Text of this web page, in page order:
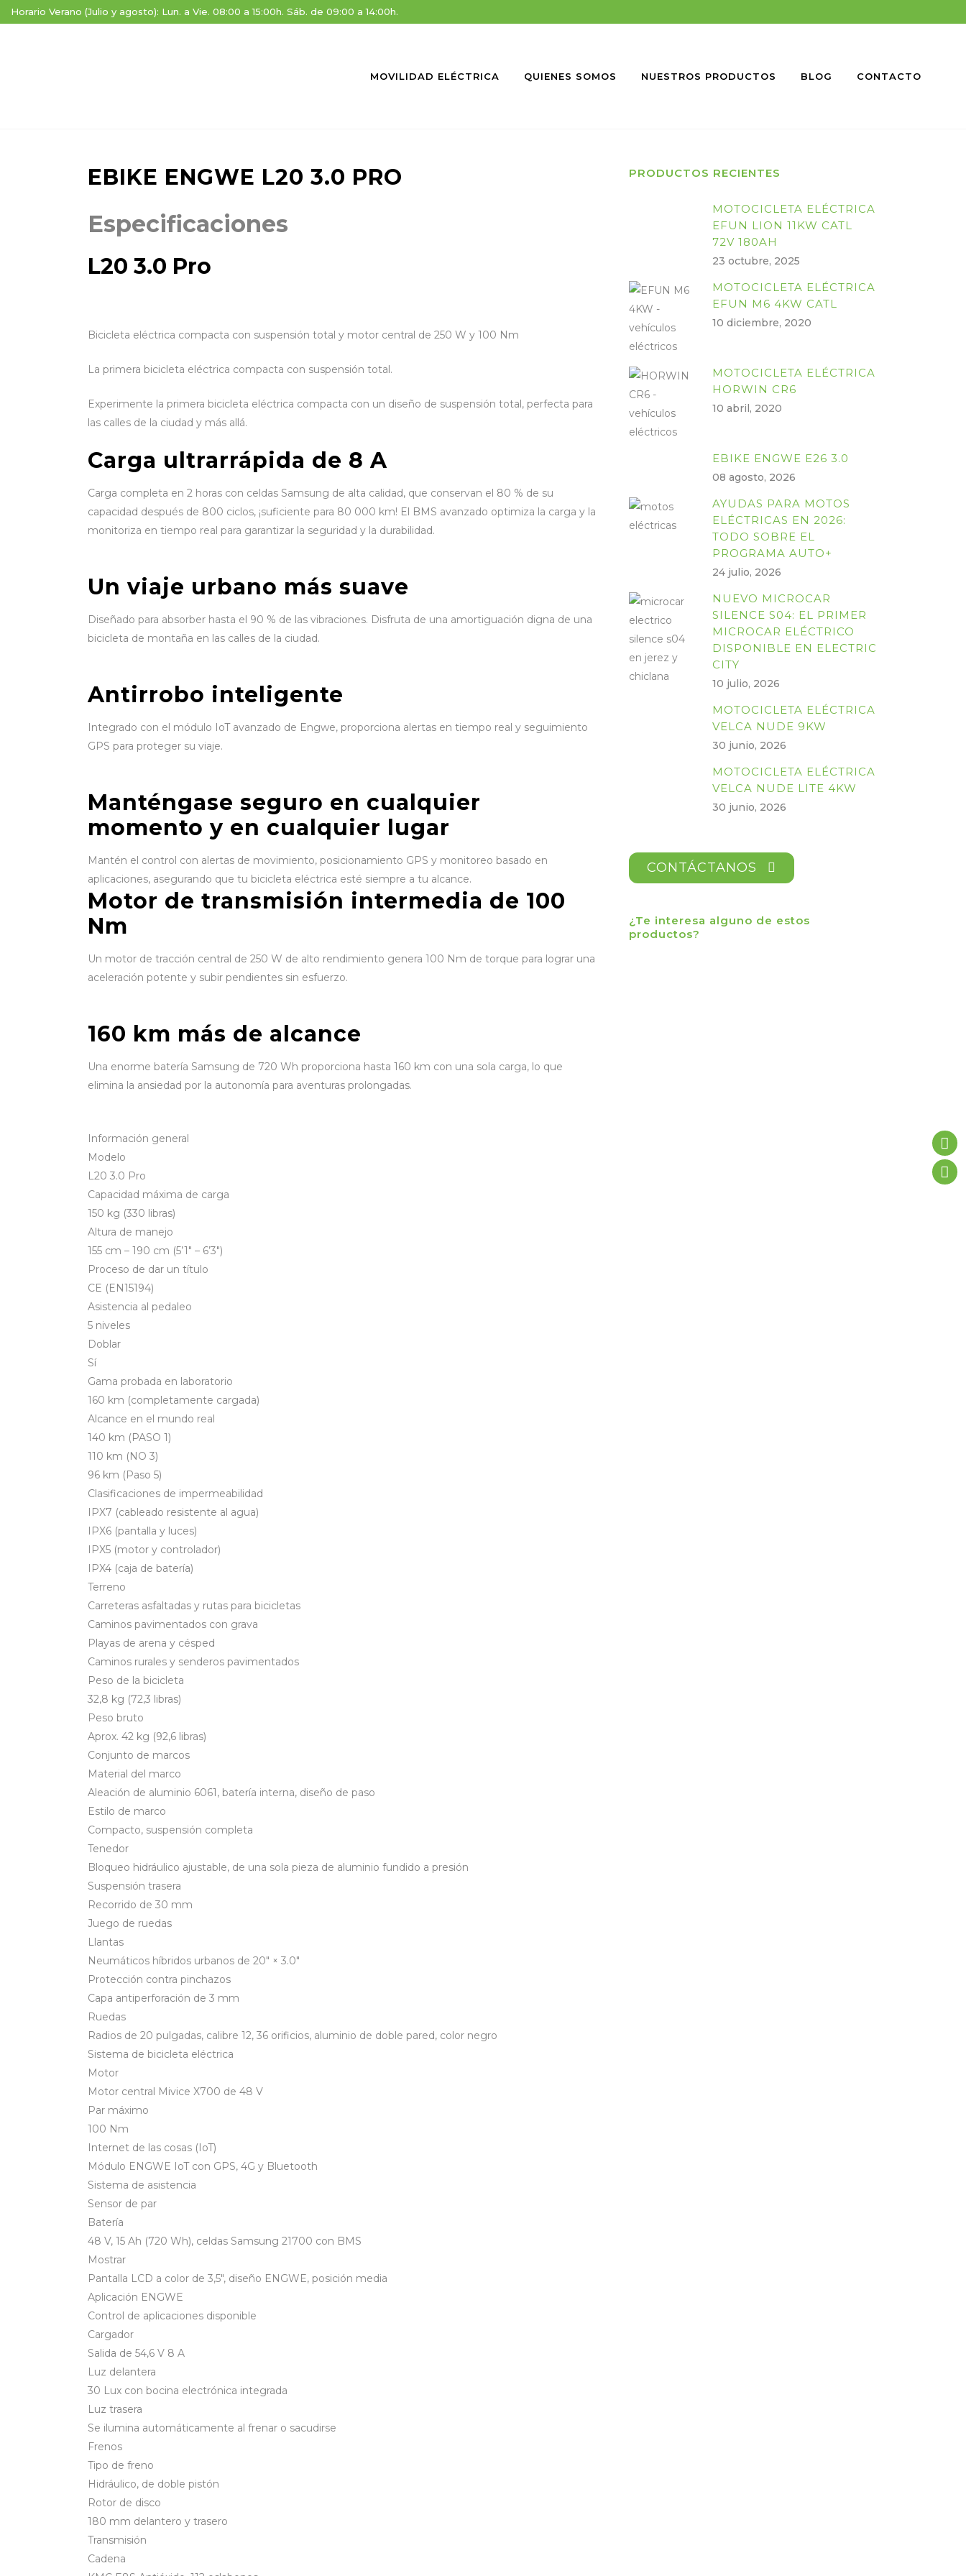
Horario Verano (Julio y agosto): Lun. a Vie. 08:00 a 15:00h. Sáb. de 09:00 a 14:00h.
MOVILIDAD ELÉCTRICA QUIENES SOMOS NUESTROS PRODUCTOS BLOG CONTACTO
EBIKE ENGWE L20 3.0 PRO
Especificaciones
L20 3.0 Pro
Bicicleta eléctrica compacta con suspensión total y motor central de 250 W y 100 Nm
La primera bicicleta eléctrica compacta con suspensión total.
Experimente la primera bicicleta eléctrica compacta con un diseño de suspensión total, perfecta para
las calles de la ciudad y más allá.
Carga ultrarrápida de 8 A
Carga completa en 2 horas con celdas Samsung de alta calidad, que conservan el 80 % de su
capacidad después de 800 ciclos, ¡suficiente para 80 000 km! El BMS avanzado optimiza la carga y la
monitoriza en tiempo real para garantizar la seguridad y la durabilidad.
Un viaje urbano más suave
Diseñado para absorber hasta el 90 % de las vibraciones. Disfruta de una amortiguación digna de una
bicicleta de montaña en las calles de la ciudad.
Antirrobo inteligente
Integrado con el módulo IoT avanzado de Engwe, proporciona alertas en tiempo real y seguimiento
GPS para proteger su viaje.
Manténgase seguro en cualquier
momento y en cualquier lugar
Mantén el control con alertas de movimiento, posicionamiento GPS y monitoreo basado en
aplicaciones, asegurando que tu bicicleta eléctrica esté siempre a tu alcance.
Motor de transmisión intermedia de 100
Nm
Un motor de tracción central de 250 W de alto rendimiento genera 100 Nm de torque para lograr una
aceleración potente y subir pendientes sin esfuerzo.
160 km más de alcance
Una enorme batería Samsung de 720 Wh proporciona hasta 160 km con una sola carga, lo que
elimina la ansiedad por la autonomía para aventuras prolongadas.
Información general
Modelo
L20 3.0 Pro
Capacidad máxima de carga
150 kg (330 libras)
Altura de manejo
155 cm – 190 cm (5’1″ – 6’3″)
Proceso de dar un título
CE (EN15194)
Asistencia al pedaleo
5 niveles
Doblar
Sí
Gama probada en laboratorio
160 km (completamente cargada)
Alcance en el mundo real
140 km (PASO 1)
110 km (NO 3)
96 km (Paso 5)
Clasificaciones de impermeabilidad
IPX7 (cableado resistente al agua)
IPX6 (pantalla y luces)
IPX5 (motor y controlador)
IPX4 (caja de batería)
Terreno
Carreteras asfaltadas y rutas para bicicletas
Caminos pavimentados con grava
Playas de arena y césped
Caminos rurales y senderos pavimentados
Peso de la bicicleta
32,8 kg (72,3 libras)
Peso bruto
Aprox. 42 kg (92,6 libras)
Conjunto de marcos
Material del marco
Aleación de aluminio 6061, batería interna, diseño de paso
Estilo de marco
Compacto, suspensión completa
Tenedor
Bloqueo hidráulico ajustable, de una sola pieza de aluminio fundido a presión
Suspensión trasera
Recorrido de 30 mm
Juego de ruedas
Llantas
Neumáticos híbridos urbanos de 20″ × 3.0″
Protección contra pinchazos
Capa antiperforación de 3 mm
Ruedas
Radios de 20 pulgadas, calibre 12, 36 orificios, aluminio de doble pared, color negro
Sistema de bicicleta eléctrica
Motor
Motor central Mivice X700 de 48 V
Par máximo
100 Nm
Internet de las cosas (IoT)
Módulo ENGWE IoT con GPS, 4G y Bluetooth
Sistema de asistencia
Sensor de par
Batería
48 V, 15 Ah (720 Wh), celdas Samsung 21700 con BMS
Mostrar
Pantalla LCD a color de 3,5″, diseño ENGWE, posición media
Aplicación ENGWE
Control de aplicaciones disponible
Cargador
Salida de 54,6 V 8 A
Luz delantera
30 Lux con bocina electrónica integrada
Luz trasera
Se ilumina automáticamente al frenar o sacudirse
Frenos
Tipo de freno
Hidráulico, de doble pistón
Rotor de disco
180 mm delantero y trasero
Transmisión
Cadena
PRODUCTOS RECIENTES
MOTOCICLETA ELÉCTRICA
EFUN LION 11KW CATL
72V 180AH
23 octubre, 2025
MOTOCICLETA ELÉCTRICA
EFUN M6 4KW CATL
10 diciembre, 2020
MOTOCICLETA ELÉCTRICA
HORWIN CR6
10 abril, 2020
EBIKE ENGWE E26 3.0
08 agosto, 2026
AYUDAS PARA MOTOS
ELÉCTRICAS EN 2026:
TODO SOBRE EL
PROGRAMA AUTO+
24 julio, 2026
NUEVO MICROCAR
SILENCE S04: EL PRIMER
MICROCAR ELÉCTRICO
DISPONIBLE EN ELECTRIC
CITY
10 julio, 2026
MOTOCICLETA ELÉCTRICA
VELCA NUDE 9KW
30 junio, 2026
MOTOCICLETA ELÉCTRICA
VELCA NUDE LITE 4KW
30 junio, 2026
CONTÁCTANOS
¿Te interesa alguno de estos
productos?